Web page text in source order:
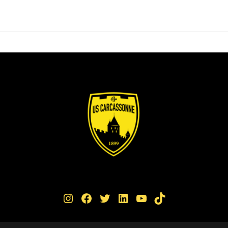
Instagram Facebook Twitter LinkedIn YouTube TikTok